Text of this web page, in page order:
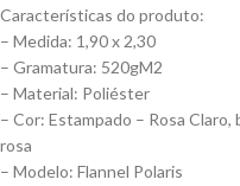
Características do produto:
– Medida: 1,90 x 2,30
– Gramatura: 520gM2
– Material: Poliéster
– Cor: Estampado – Rosa
rosa
– Modelo: Flannel Polaris